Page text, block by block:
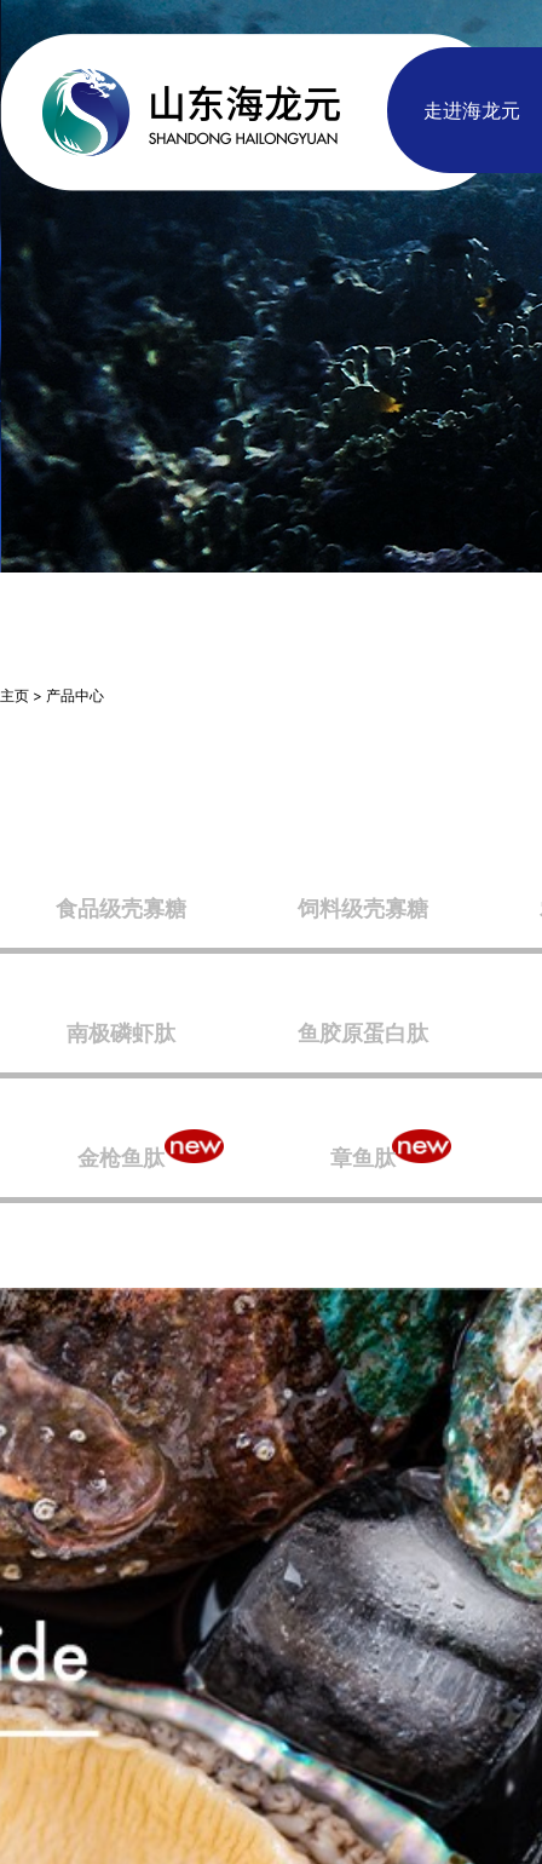
走进海龙元
主页 > 产品中心
食品级壳寡糖 饲料级壳寡糖
南极磷虾肽 鱼胶原蛋白肽
金枪鱼肽 章鱼肽